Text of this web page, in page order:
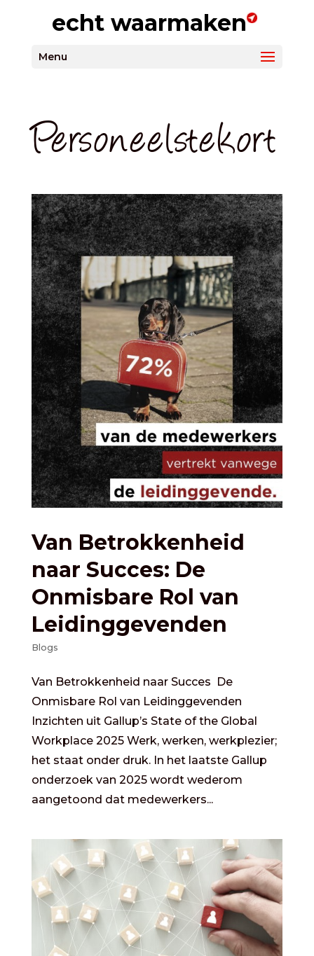
echt waarmaken
Menu
Personeelstekort
Van Betrokkenheid
naar Succes: De
Onmisbare Rol van
Leidinggevenden
Blogs
Van Betrokkenheid naar Succes De
Onmisbare Rol van Leidinggevenden
Inzichten uit Gallup’s State of the Global
Workplace 2025 Werk, werken, werkplezier;
het staat onder druk. In het laatste Gallup
onderzoek van 2025 wordt wederom
aangetoond dat medewerkers...